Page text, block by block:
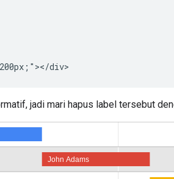
jadi mari hapus label tersebut